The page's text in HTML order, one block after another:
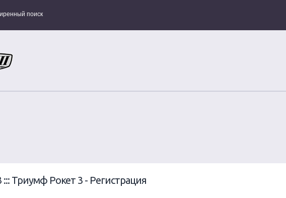
поиск
::: Триумф Рокет 3 - Регистрация